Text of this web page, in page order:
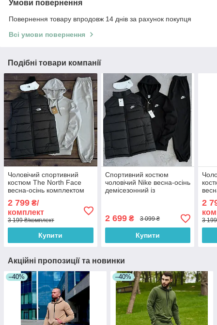
Умови повернення
Повернення товару впродовж 14 днів за рахунок покупця
Всі умови повернення
Подібні товари компанії
Чоловічий спортивний
костюм The North Face
весна-осінь комплектом
Туреччина сірий. Живе
фото
2 799 ₴/
комплект
3 199 ₴/комплект
Купити
Спортивний костюм
чоловічий Nike весна-осінь
демісезонний із
2 699₴ 3 099 ₴
Купити
2
3
Акційні пропозиції та новинки
–40% –40%